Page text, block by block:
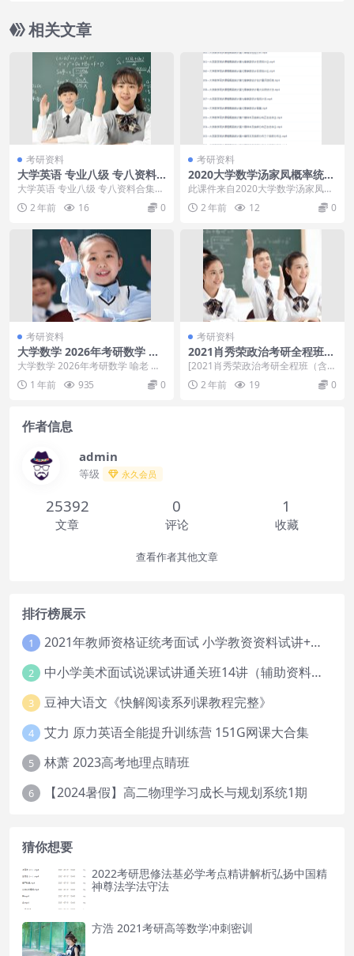
相关文章
考研资料
大学英语 专业八级 专八资料
合集
大学英语 专业八级 专八资料合集目
录：专八听力填空新东方英语专业
八级专题视频英语...
2 年前 16 0
考研资料
2020大学数学汤家凤概率统计
同步课程
此课件来自2020大学数学汤家凤概
率统计同步课程，汤家凤连续20年
从事考研数学教...
2 年前 12 0
考研资料
大学数学 2026年考研数学 喻
老 高数基础
大学数学 2026年考研数学 喻老 高
数基础，大学数学 2026年考研数学
喻老...1 年前 935 0
考研资料
2021肖秀荣政治考研全程班
（含杨亚娟系列）
[2021肖秀荣政治考研全程班（含杨
亚娟系列）]百度云网盘资源 不做伸
手党，拿资...
2 年前 19 0
作者信息
admin
等级 永久会员
25392
文章
0
评论
1
收藏
查看作者其他文章
排行榜展示
1 2021年教师资格证统考面试 小学教资资料试讲+答辩
2 中小学美术面试说课试讲通关班14讲（辅助资料第一套）
3 豆神大语文《快解阅读系列课教程完整》
4 艾力 原力英语全能提升训练营 151G网课大合集
5 林萧 2023高考地理点睛班
6 【2024暑假】高二物理学习成长与规划系统1期
猜你想要
2022考研思修法基必学考点精讲解析弘扬中国精
神尊法学法守法
方浩 2021考研高等数学冲刺密训